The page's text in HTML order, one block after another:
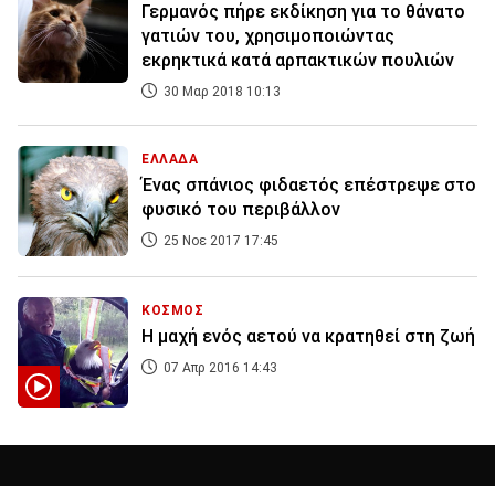
Γερμανός πήρε εκδίκηση για το θάνατο
γατιών του, χρησιμοποιώντας
εκρηκτικά κατά αρπακτικών πουλιών
30 Μαρ 2018 10:13
ΕΛΛΑΔΑ
Ένας σπάνιος φιδαετός επέστρεψε στο
φυσικό του περιβάλλον
25 Νοε 2017 17:45
ΚΟΣΜΟΣ
Η μαχή ενός αετού να κρατηθεί στη ζωή
07 Απρ 2016 14:43